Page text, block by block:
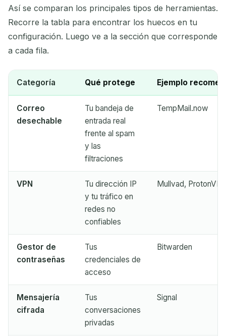
Actualizar
Próxima actualización en
Esperando correos entrantes...
Actualizar
Así se comparan los principales tipos de herramientas.
Recorre la tabla para encontrar los huecos en tu
configuración. Luego ve a la sección que corresponde
a cada fila.
Categoría Qué protege Ejemplo
Correo
desechable
Tu bandeja de
entrada real
frente al spam
y las
filtraciones
TempMail.now
VPN
Tu dirección IP
y tu tráfico en
redes no
confiables
Mullvad,
Gestor de
contraseñas
Tus
credenciales de
acceso
Bitwarden
Mensajería
cifrada
Tus
conversaciones
privadas
Signal